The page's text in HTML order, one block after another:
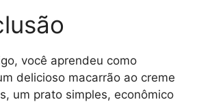
você aprendeu como
delicioso macarrão ao creme
um prato simples, econômico